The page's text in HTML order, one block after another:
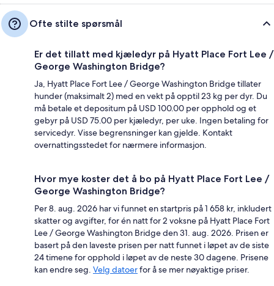
Ofte stilte spørsmål
Er det tillatt med kjæledyr på Hyatt Place Fort Lee /
George Washington Bridge?
Ja, Hyatt Place Fort Lee / George Washington Bridge tillater
hunder (maksimalt 2) med en vekt på opptil 23 kg per dyr. Du
må betale et depositum på USD 100.00 per opphold og et
gebyr på USD 75.00 per kjæledyr, per uke. Ingen betaling for
servicedyr. Visse begrensninger kan gjelde. Kontakt
overnattingsstedet for nærmere informasjon.
Hvor mye koster det å bo på Hyatt Place Fort Lee /
George Washington Bridge?
Per 8. aug. 2026 har vi funnet en startpris på 1 658 kr, inkludert
skatter og avgifter, for én natt for 2 voksne på Hyatt Place Fort
Lee / George Washington Bridge den 31. aug. 2026. Prisen er
basert på den laveste prisen per natt funnet i løpet av de siste
24 timene for opphold i løpet av de neste 30 dagene. Prisene
kan endre seg. Velg datoerfor å se mer nøyaktige priser.